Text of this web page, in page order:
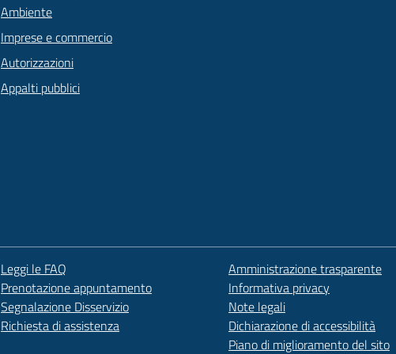
Ambiente
Imprese e commercio
Autorizzazioni
Appalti pubblici
Leggi le FAQ
Prenotazione appuntamento
Segnalazione Disservizio
Richiesta di assistenza
Amministrazione trasparente
Informativa privacy
Note legali
Dichiarazione di accessibilità
Piano di miglioramento del sito